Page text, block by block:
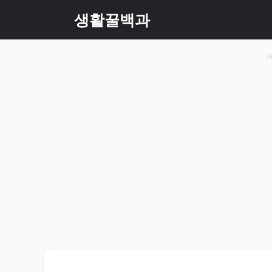
생활꿀백과